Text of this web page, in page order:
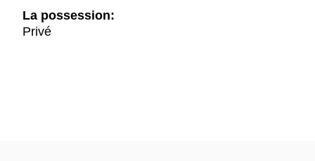
La possession:
Privé